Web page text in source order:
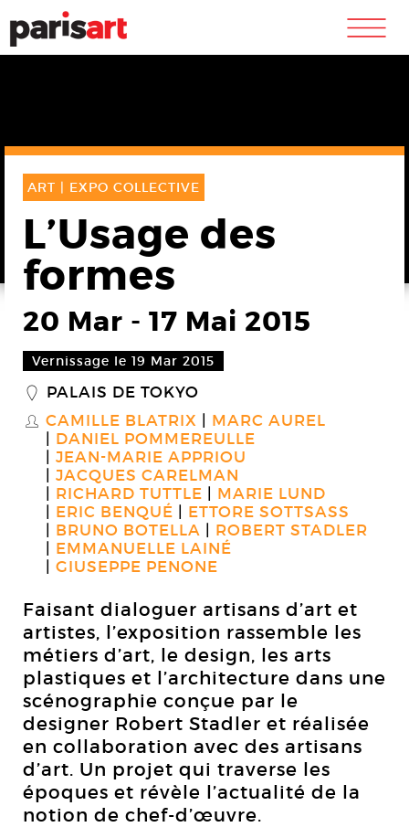
m
ART | EXPO COLLECTIVE
L’Usage des
formes
20 Mar - 17 Mai 2015
Vernissage le 19 Mar 2015
_ PALAIS DE TOKYO
S CAMILLE BLATRIX
MARC AUREL
DANIEL POMMEREULLE
JEAN-MARIE APPRIOU
JACQUES CARELMAN
RICHARD TUTTLE
MARIE LUND
ERIC BENQUÉ
ETTORE SOTTSASS
BRUNO BOTELLA
ROBERT STADLER
EMMANUELLE LAINÉ
GIUSEPPE PENONE
Faisant dialoguer artisans d’art et
artistes, l’exposition rassemble les
métiers d’art, le design, les arts
plastiques et l’architecture dans une
scénographie conçue par le
designer Robert Stadler et réalisée
en collaboration avec des artisans
d’art. Un projet qui traverse les
époques et révèle l’actualité de la
notion de chef-d’œuvre.